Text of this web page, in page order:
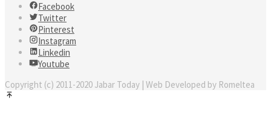
Facebook
Twitter
Pinterest
Instagram
Linkedin
Youtube
Copyright (c) 2011-2020 Jabar Today | Web Developed by Romeltea